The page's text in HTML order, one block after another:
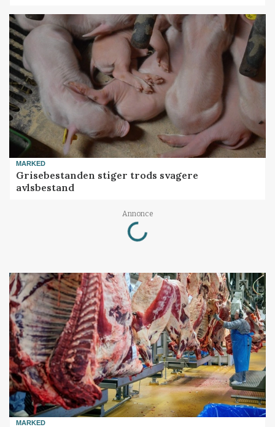
MARKED
Grisebestanden stiger trods svagere
avlsbestand
Annonce
Loading...
MARKED